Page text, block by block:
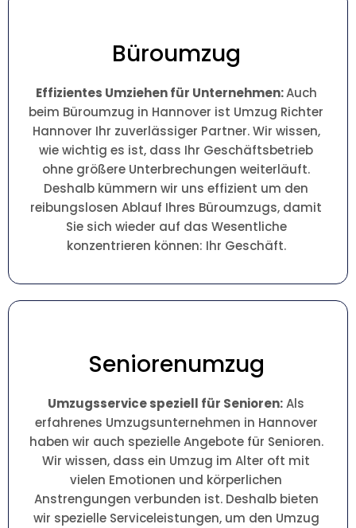
Büroumzug
Effizientes Umziehen für Unternehmen:Auch
beim Büroumzug in Hannover ist Umzug Richter
Hannover Ihr zuverlässiger Partner. Wir wissen,
wie wichtig es ist, dass Ihr Geschäftsbetrieb
ohne größere Unterbrechungen weiterläuft.
Deshalb kümmern wir uns effizient um den
reibungslosen Ablauf Ihres Büroumzugs, damit
Sie sich wieder auf das Wesentliche
konzentrieren können: Ihr Geschäft.
Seniorenumzug
Umzugsservice speziell für Senioren:Als
erfahrenes Umzugsunternehmen in Hannover
haben wir auch spezielle Angebote für Senioren.
Wir wissen, dass ein Umzug im Alter oft mit
vielen Emotionen und körperlichen
Anstrengungen verbunden ist. Deshalb bieten
wir spezielle Serviceleistungen, um den Umzug